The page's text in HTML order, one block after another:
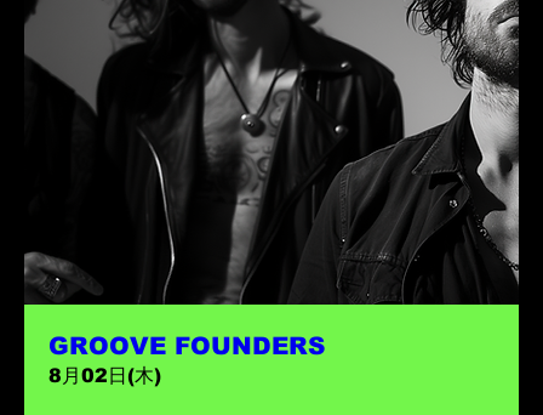
GROOVE FOUNDERS
8月02日(木)